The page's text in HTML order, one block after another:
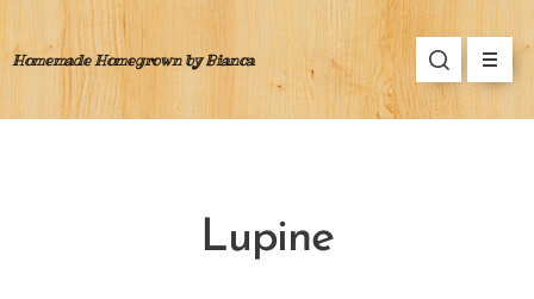
Homemade Homegrown by Bianca
Lupine